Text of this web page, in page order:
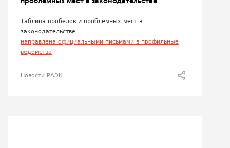
Таблица пробелов и проблемных мест в
законодательстве
направлена официальными письмами в профильные
ведомства
Новости РАЭК